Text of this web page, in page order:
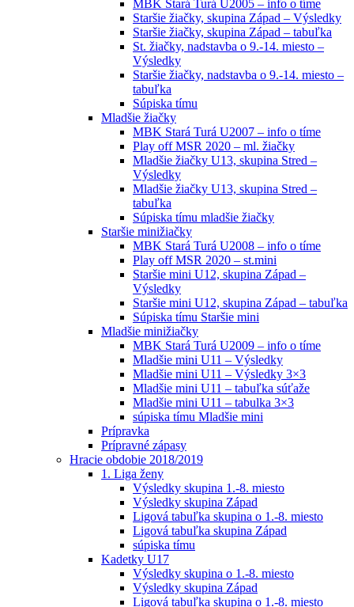
MBK Stará Turá U2005 – info o tíme
Staršie žiačky, skupina Západ – Výsledky
Staršie žiačky, skupina Západ – tabuľka
St. žiačky, nadstavba o 9.-14. miesto –
Výsledky
Staršie žiačky, nadstavba o 9.-14. miesto –
tabuľka
Súpiska tímu
Mladšie žiačky
MBK Stará Turá U2007 – info o tíme
Play off MSR 2020 – ml. žiačky
Mladšie žiačky U13, skupina Stred –
Výsledky
Mladšie žiačky U13, skupina Stred –
tabuľka
Súpiska tímu mladšie žiačky
Staršie minižiačky
MBK Stará Turá U2008 – info o tíme
Play off MSR 2020 – st.mini
Staršie mini U12, skupina Západ –
Výsledky
Staršie mini U12, skupina Západ – tabuľka
Súpiska tímu Staršie mini
Mladšie minižiačky
MBK Stará Turá U2009 – info o tíme
Mladšie mini U11 – Výsledky
Mladšie mini U11 – Výsledky 3×3
Mladšie mini U11 – tabuľka súťaže
Mladšie mini U11 – tabulka 3×3
súpiska tímu Mladšie mini
Prípravka
Prípravné zápasy
Hracie obdobie 2018/2019
1. Liga ženy
Výsledky skupina 1.-8. miesto
Výsledky skupina Západ
Ligová tabuľka skupina o 1.-8. miesto
Ligová tabuľka skupina Západ
súpiska tímu
Kadetky U17
Výsledky skupina o 1.-8. miesto
Výsledky skupina Západ
Ligová tabuľka skupina o 1.-8. miesto